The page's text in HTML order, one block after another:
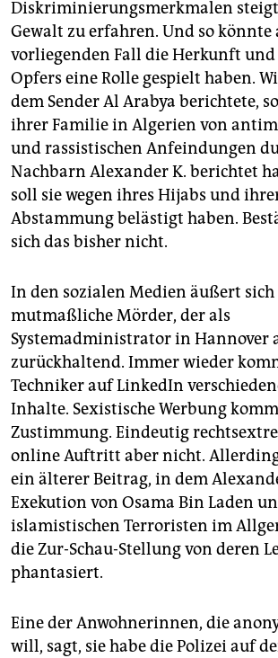
Diskriminierungsmerkmalen
Gewalt zu erfahren. Und so könnte
vorliegenden Fall die Herkunft und
Opfers eine Rolle gespielt haben.
dem Sender Al Arabya berichtete,
ihrer Familie in Algerien von
und rassistischen Anfeindungen
Nachbarn Alexander K. berichtet
soll sie wegen ihres Hijabs und
Abstammung belästigt haben.
sich das bisher nicht.
In den sozialen Medien äußert sich
mutmaßliche Mörder, der als
Systemadministrator in Hannover
zurückhaltend. Immer wieder
Techniker auf LinkedIn
Inhalte. Sexistische Werbung
Zustimmung. Eindeutig
online Auftritt aber nicht.
ein älterer Beitrag, in dem
Exekution von Osama Bin Laden
islamistischen Terroristen im
die Zur-Schau-Stellung von deren
phantasiert.
Eine der Anwohnerinnen, die
will, sagt, sie habe die Polizei auf